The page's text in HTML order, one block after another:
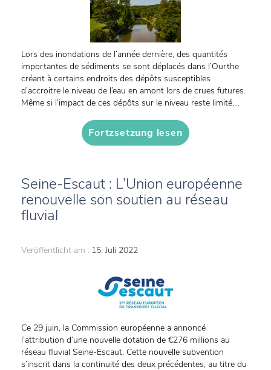
Lors des inondations de l’année dernière, des quantités
importantes de sédiments se sont déplacés dans l’Ourthe
créant à certains endroits des dépôts susceptibles
d’accroitre le niveau de l’eau en amont lors de crues futures.
Même si l’impact de ces dépôts sur le niveau reste limité,...
Fortzsetzung lesen
Seine-Escaut : L’Union européenne
renouvelle son soutien au réseau
fluvial
Veröffentlicht am : 15. Juli 2022
Ce 29 juin, la Commission européenne a annoncé
l’attribution d’une nouvelle dotation de €276 millions au
réseau fluvial Seine-Escaut. Cette nouvelle subvention
s’inscrit dans la continuité des deux précédentes, au titre du